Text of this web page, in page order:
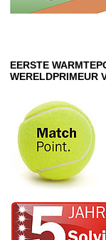
EERSTE
WERELDPRIMEUR